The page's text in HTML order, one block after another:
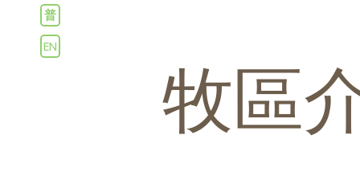
普
EN
牧區